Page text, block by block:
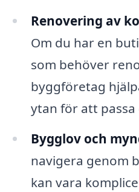
Renovering av
Om du har en
som behöver
byggföretag
ytan för att
Bygglov och
navigera genom
kan vara